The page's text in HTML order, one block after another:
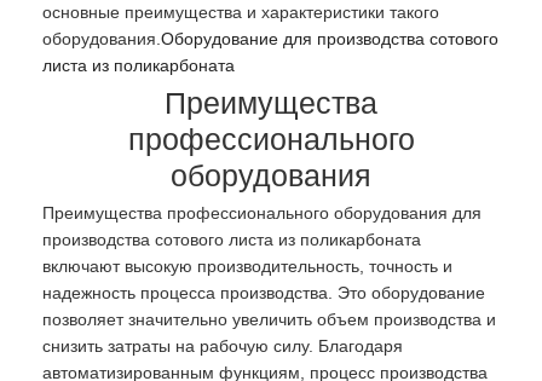
основные преимущества и характеристики такого
оборудования. Оборудование для производства сотового
листа из поликарбоната
Преимущества
профессионального
оборудования
Преимущества профессионального оборудования для
производства сотового листа из поликарбоната
включают высокую производительность, точность и
надежность процесса производства. Это оборудование
позволяет значительно увеличить объем производства и
снизить затраты на рабочую силу. Благодаря
автоматизированным функциям, процесс производства